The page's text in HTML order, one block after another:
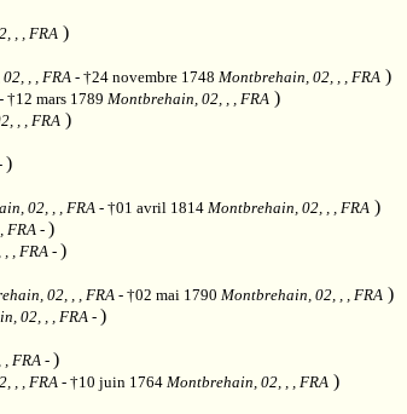
, , FRA )
, , FRA - †24 novembre 1748 Montbrehain, 02, , , FRA )
- †12 mars 1789 Montbrehain, 02, , , FRA )
, , FRA )
)
02, , , FRA - †01 avril 1814 Montbrehain, 02, , , FRA )
FRA - )
, FRA - )
02, , , FRA - †02 mai 1790 Montbrehain, 02, , , FRA )
02, , , FRA - )
FRA - )
, , FRA - †10 juin 1764 Montbrehain, 02, , , FRA )